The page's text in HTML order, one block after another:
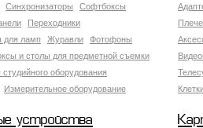
Синхронизаторы
Софтбоксы
Переходники
для ламп Журавли
Фотофоны
и столы для предметной съемки
оборудования
Измерительное оборудование
устройства